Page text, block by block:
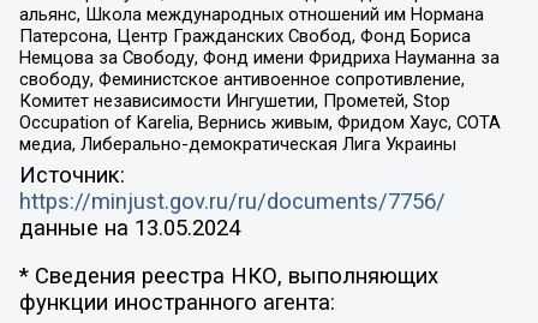
альянс, Школа международных отношений им Нормана
Патерсона, Центр Гражданских Свобод, Фонд Бориса
Немцова за Свободу, Фонд имени Фридриха Науманна за
свободу, Феминистское антивоенное сопротивление,
Комитет независимости Ингушетии, Прометей, Stop
Occupation of Karelia, Вернись живым, Фридом Хаус, СОТА
медиа, Либерально-демократическая Лига Украины
Источник:
https://minjust.gov.ru/ru/documents/7756/
данные на 13.05.2024
* Сведения реестра НКО, выполняющих
функции иностранного агента: